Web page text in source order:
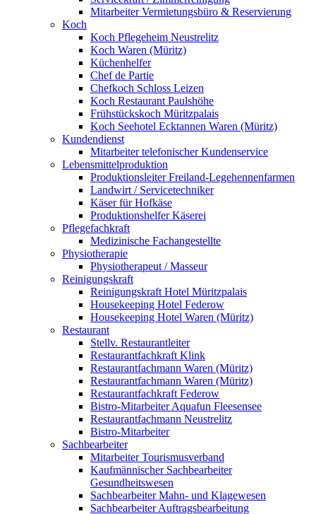
Mitarbeiter Vermietungsbüro & Reservierung
Koch
Koch Pflegeheim Neustrelitz
Koch Waren (Müritz)
Küchenhelfer
Chef de Partie
Chefkoch Schloss Leizen
Koch Restaurant Paulshöhe
Frühstückskoch Müritzpalais
Koch Seehotel Ecktannen Waren (Müritz)
Kundendienst
Mitarbeiter telefonischer Kundenservice
Lebensmittelproduktion
Produktionsleiter Freiland-Legehennenfarmen
Landwirt / Servicetechniker
Käser für Hofkäse
Produktionshelfer Käserei
Pflegefachkraft
Medizinische Fachangestellte
Physiotherapie
Physiotherapeut / Masseur
Reinigungskraft
Reinigungskraft Hotel Müritzpalais
Housekeeping Hotel Federow
Housekeeping Hotel Waren (Müritz)
Restaurant
Stellv. Restaurantleiter
Restaurantfachkraft Klink
Restaurantfachmann Waren (Müritz)
Restaurantfachmann Waren (Müritz)
Restaurantfachkraft Federow
Bistro-Mitarbeiter Aquafun Fleesensee
Restaurantfachmann Neustrelitz
Bistro-Mitarbeiter
Sachbearbeiter
Mitarbeiter Tourismusverband
Kaufmännischer Sachbearbeiter
Gesundheitswesen
Sachbearbeiter Mahn- und Klagewesen
Sachbearbeiter Auftragsbearbeitung